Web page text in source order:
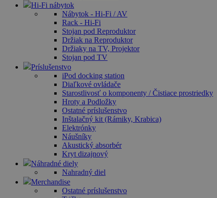
Hi-Fi nábytok
Nábytok - Hi-Fi / AV
Rack - Hi-Fi
Stojan pod Reproduktor
Držiak na Reproduktor
Držiaky na TV, Projektor
Stojan pod TV
Príslušenstvo
iPod docking station
Diaľkové ovládače
Starostlivosť o komponenty / Čistiace prostriedky
Hroty a Podložky
Ostatné príslušenstvo
Inštalačný kit (Rámiky, Krabica)
Elektrónky
Náušníky
Akustický absorbér
Kryt dizajnový
Náhradné diely
Nahradný diel
Merchandise
Ostatné príslušenstvo